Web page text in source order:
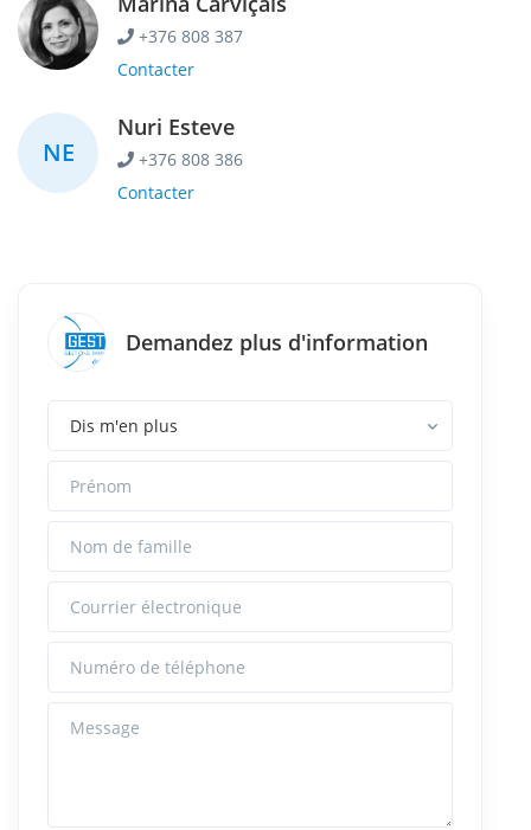
+376 808 387
Contacter
NE
Nuri Esteve
+376 808 386
Contacter
Demandez plus d'information
Prénom
Nom de famille
Courrier électronique
Numéro de téléphone